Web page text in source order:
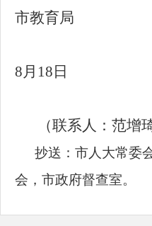
市教育局
8月 18 日
（联系人： 范增
抄送： 市人大常委
会 ，市政府督查室。